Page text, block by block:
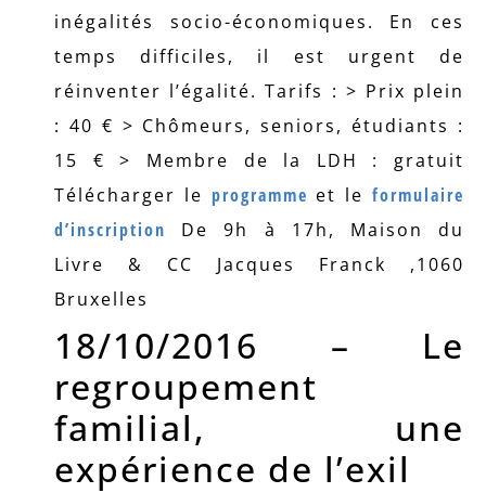
inégalités socio-économiques. En ces
temps difficiles, il est urgent de
réinventer l’égalité. Tarifs : > Prix plein
: 40 € > Chômeurs, seniors, étudiants :
15 € > Membre de la LDH : gratuit
Télécharger le programme et leformulaire
d’inscription De 9h à 17h, Maison du
Livre & CC Jacques Franck ,1060
Bruxelles
18/10/2016 – Le
regroupement
familial, une
expérience de l’exil